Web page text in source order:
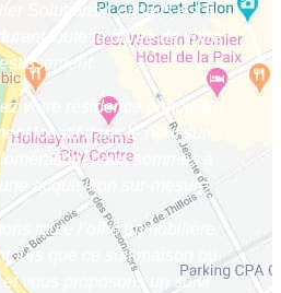
Solutions Conseils est à
toute la durée de votre
votre résidence principale
locatif dans le neuf sur
nous sommes à
acquisition sur-mesure.
toute l’offre immobilière
que ce soit maison ou
vous proposons un suivi